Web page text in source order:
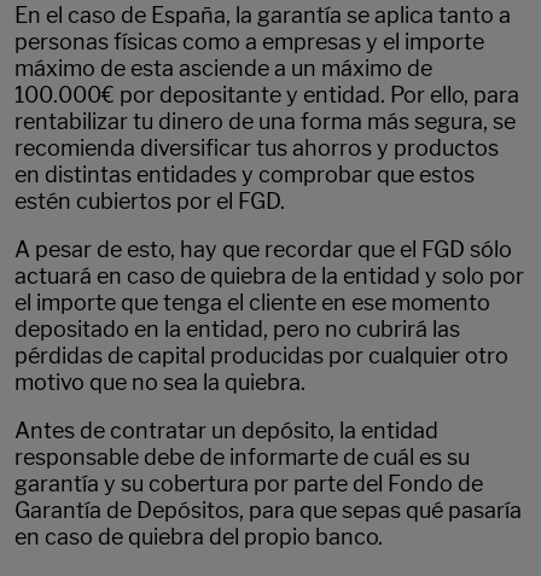
En el caso de España, la garantía se aplica tanto a
personas físicas como a empresas y el importe
máximo de esta asciende a un máximo de
100.000€ por depositante y entidad. Por ello, para
rentabilizar tu dinero de una forma más segura, se
recomienda diversificar tus ahorros y productos
en distintas entidades y comprobar que estos
estén cubiertos por el FGD.
A pesar de esto, hay que recordar que el FGD sólo
actuará en caso de quiebra de la entidad y solo por
el importe que tenga el cliente en ese momento
depositado en la entidad, pero no cubrirá las
pérdidas de capital producidas por cualquier otro
motivo que no sea la quiebra.
Antes de contratar un depósito, la entidad
responsable debe de informarte de cuál es su
garantía y su cobertura por parte del Fondo de
Garantía de Depósitos, para que sepas qué pasaría
en caso de quiebra del propio banco.